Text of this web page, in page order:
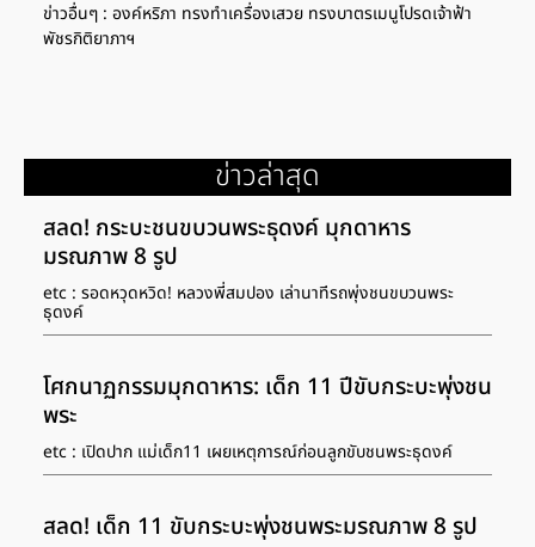
ข่าวอื่นๆ : องค์หริภา ทรงทำเครื่องเสวย ทรงบาตรเมนูโปรดเจ้าฟ้า
พัชรกิติยาภาฯ
ข่าวล่าสุด
สลด! กระบะชนขบวนพระธุดงค์ มุกดาหาร
มรณภาพ 8 รูป
etc : รอดหวุดหวิด! หลวงพี่สมปอง เล่านาทีรถพุ่งชนขบวนพระ
ธุดงค์
โศกนาฏกรรมมุกดาหาร: เด็ก 11 ปีขับกระบะพุ่งชน
พระ
etc : เปิดปาก แม่เด็ก11 เผยเหตุการณ์ก่อนลูกขับชนพระธุดงค์
สลด! เด็ก 11 ขับกระบะพุ่งชนพระมรณภาพ 8 รูป